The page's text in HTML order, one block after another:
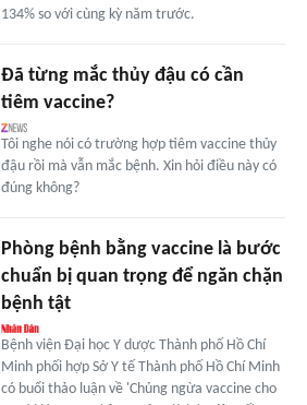
134% so với cùng kỳ năm trước.
Đã từng mắc thủy đậu có cần
tiêm vaccine?
Tôi nghe nói có trường hợp tiêm vaccine thủy
đậu rồi mà vẫn mắc bệnh. Xin hỏi điều này có
đúng không?
Phòng bệnh bằng vaccine là bước
chuẩn bị quan trọng để ngăn chặn
bệnh tật
Bệnh viện Đại học Y dược Thành phố Hồ Chí
Minh phối hợp Sở Y tế Thành phố Hồ Chí Minh
có buổi thảo luận về 'Chủng ngừa vaccine cho